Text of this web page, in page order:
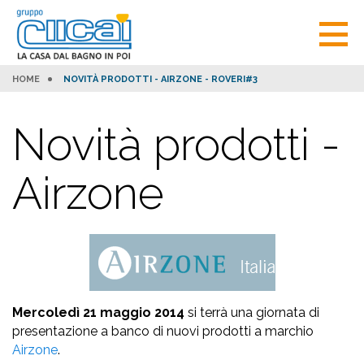
HOME NOVITÀ PRODOTTI - AIRZONE - ROVERI#3
Novità prodotti -
Airzone
Mercoledì 21 maggio 2014 si terrà una giornata di
presentazione a banco di nuovi prodotti a marchio
Airzone.